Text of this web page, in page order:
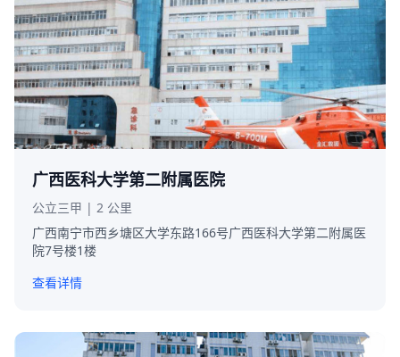
广西医科大学第二附属医院
公立三甲 | 2 公里
广西南宁市西乡塘区大学东路166号广西医科大学第二附属医
院7号楼1楼
查看详情